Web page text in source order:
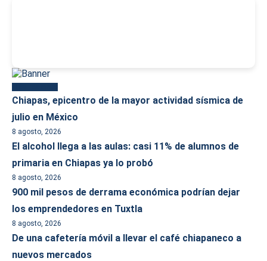
Chiapas, epicentro de la mayor actividad sísmica de
julio en México
8 agosto, 2026
El alcohol llega a las aulas: casi 11% de alumnos de
primaria en Chiapas ya lo probó
8 agosto, 2026
900 mil pesos de derrama económica podrían dejar
los emprendedores en Tuxtla
8 agosto, 2026
De una cafetería móvil a llevar el café chiapaneco a
nuevos mercados